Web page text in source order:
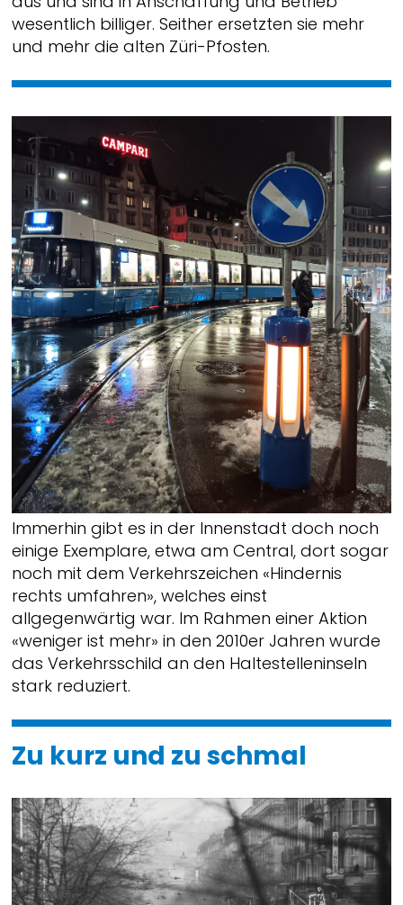
wesentlich billiger. Seither ersetzten sie mehr
und mehr die alten Züri-Pfosten.
Immerhin gibt es in der Innenstadt doch noch
einige Exemplare, etwa am Central, dort sogar
noch mit dem Verkehrszeichen «Hindernis
rechts umfahren», welches einst
allgegenwärtig war. Im Rahmen einer Aktion
«weniger ist mehr» in den 2010er Jahren wurde
das Verkehrsschild an den Haltestelleninseln
stark reduziert.
Zu kurz und zu schmal